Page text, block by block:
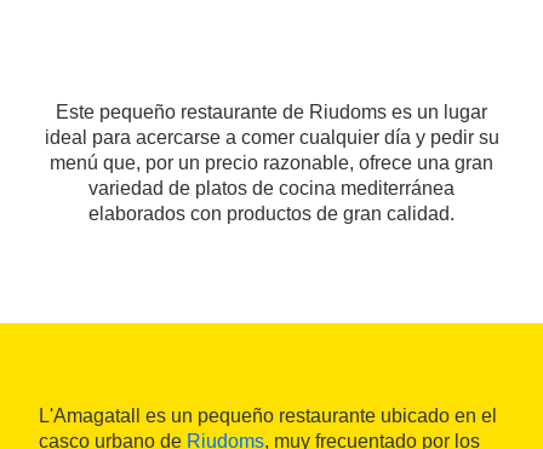
Este pequeño restaurante de Riudoms es un lugar
ideal para acercarse a comer cualquier día y pedir su
menú que, por un precio razonable, ofrece una gran
variedad de platos de cocina mediterránea
elaborados con productos de gran calidad.
L'Amagatall es un pequeño restaurante ubicado en el
casco urbano de Riudoms, muy frecuentado por los